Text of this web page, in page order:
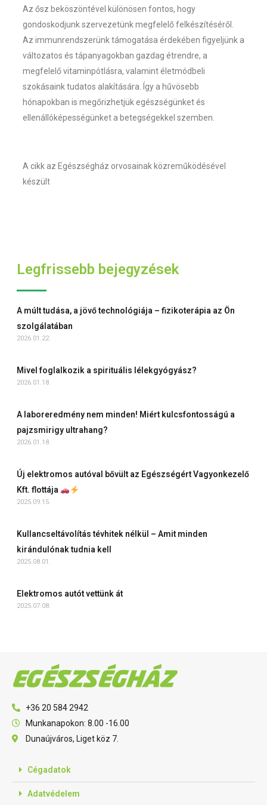
Az ősz beköszöntével különösen fontos, hogy
gondoskodjunk szervezetünk megfelelő felkészítéséről.
Az immunrendszerünk támogatása érdekében figyeljünk a
változatos és tápanyagokban gazdag étrendre, a
megfelelő vitaminpótlásra, valamint életmódbeli
szokásaink tudatos alakítására. Így a hűvösebb
hónapokban is megőrizhetjük egészségünket és
ellenállóképességünket a betegségekkel szemben.
A cikk az Egészségház orvosainak közreműködésével
készült
Legfrissebb bejegyzések
A múlt tudása, a jövő technológiája – fizikoterápia az Ön
szolgálatában
2026.01.22.
Mivel foglalkozik a spirituális lélekgyógyász?
2026.01.18.
A laboreredmény nem minden! Miért kulcsfontosságú a
pajzsmirigy ultrahang?
2026.01.18.
Új elektromos autóval bővült az Egészségért Vagyonkezelő
Kft. flottája
2025.09.15.
Kullancseltávolítás tévhitek nélkül – Amit minden
kirándulónak tudnia kell
2025.08.01.
Elektromos autót vettünk át
2025.07.08.
+36 20 584 2942
Munkanapokon: 8.00 -16.00
Dunaújváros, Liget köz 7.
Cégadatok
Adatvédelem